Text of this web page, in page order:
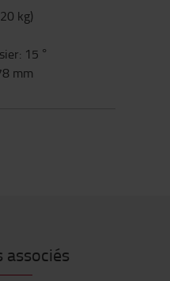
kg)
15 °
mm
associés